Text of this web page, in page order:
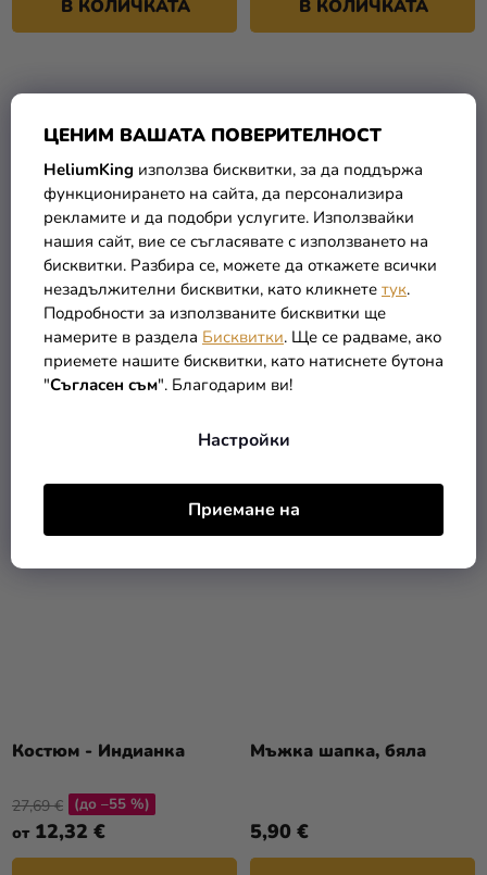
ЦЕНИМ ВАШАТА ПОВЕРИТЕЛНОСТ
HeliumKing използва бисквитки, за да поддържа
функционирането на сайта, да персонализира
рекламите и да подобри услугите. Използвайки
нашия сайт, вие се съгласявате с използването на
бисквитки. Разбира се, можете да откажете всички
незадължителни бисквитки, като кликнете тук.
Подробности за използваните бисквитки ще
намерите в раздела Бисквитки. Ще се радваме, ако
приемете нашите бисквитки, като натиснете бутона
"Съгласен съм". Благодарим ви!
Настройки
Приемане на
В КОЛИЧКАТА В КОЛИЧКАТА
Индиански лък и стрели
9,90 €
11,29 € (–12 %)
Каубойски колан с
пистолети
13,90 €
16,29 € (–14 %)
Костюм - Индианка
от 12,32 €
27,69 € (до –55 %)
Мъжка шапка, бяла
5,90 €